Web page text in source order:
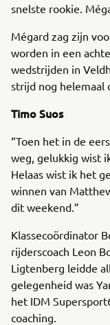
snelste rookie.
Mégard zag zijn
worden in een
wedstrijden in
strijd nog helemaal
Timo Suos
“Toen het in de
weg, gelukkig wist
Helaas wist ik het
winnen van
dit weekend.”
Klassecoördinator
rijderscoach Leon
Ligtenberg leidde
gelegenheid was
het IDM
coaching.